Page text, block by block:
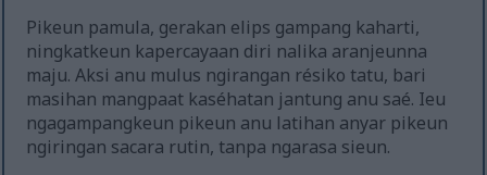
Pikeun pamula, gerakan elips gampang kaharti,
ningkatkeun kapercayaan diri nalika aranjeunna
maju. Aksi anu mulus ngirangan résiko tatu, bari
masihan mangpaat kaséhatan jantung anu saé. Ieu
ngagampangkeun pikeun anu latihan anyar pikeun
ngiringan sacara rutin, tanpa ngarasa sieun.